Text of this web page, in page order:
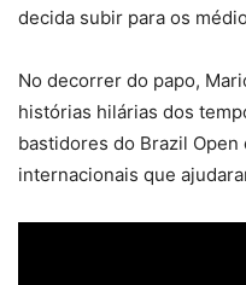
decida subir para os
No decorrer do papo,
histórias hilárias dos
bastidores do Brazil Open
internacionais que